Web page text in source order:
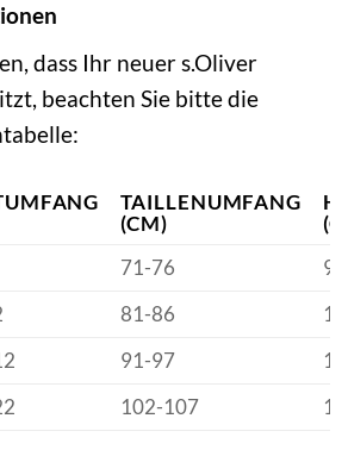
dass Ihr neuer s.Oliver
beachten Sie bitte die
TAILLENUMFANG
(CM)
71-76
81-86
91-97
102-107